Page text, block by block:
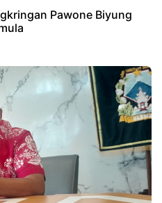
Pawone Biyung